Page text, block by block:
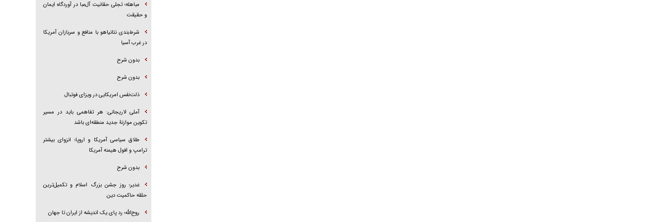
مباهله؛ تجلی حقانیت آل‌عبا در آوردگاه ایمان
و حقیقت
شرط‌بندی نتانیاهو با منافع و سربازان آمریکا
در غرب آسیا
بدون شرح
بدون شرح
ذلت‌نفس امریکایی در ویزای فوتبال
آملی لاریجانی: هر تفاهمی باید در مسیر
تکوین موازنۀ جدید منطقه‌ای باشد
طلاق سیاسی آمریکا و اروپا؛ انزوای بیشتر
ترامپ و افول هیمنه آمریکا
بدون شرح
غدیر؛ روز جشن بزرگ اسلام و تکمیل‌ترین
حلقه حاکمیت دین
روح‌الله؛ رد پای یک اندیشه از ایران تا جهان